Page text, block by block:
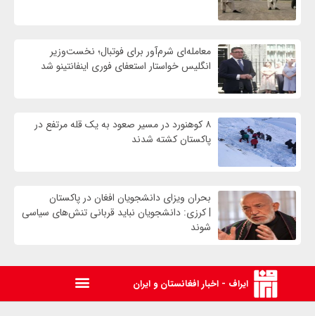
معامله‌ای شرم‌آور برای فوتبال؛ نخست‌وزیر
انگلیس خواستار استعفای فوری اینفانتینو شد
۸ کوهنورد در مسیر صعود به یک قله مرتفع در
پاکستان کشته شدند
بحران ویزای دانشجویان افغان در پاکستان
| کرزی: دانشجویان نباید قربانی تنش‌های سیاسی
شوند
ایراف - اخبار افغانستان و ایران